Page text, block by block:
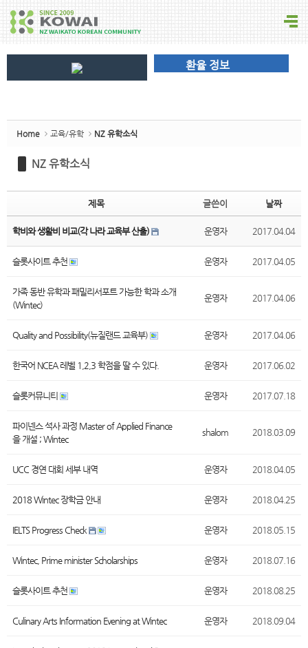
환율 정보
Home 교육/유학 NZ 유학소식
NZ 유학소식
제목 글쓴이 날짜
학비와 생활비 비교(각 나라 교육부 산출) 운영자 2017.04.04
슬롯사이트 추천 운영자 2017.04.05
가족 동반 유학과 패밀리서포트 가능한 학과 소개
(Wintec)
운영자 2017.04.06
Quality and Possibility(뉴질랜드 교육부) 운영자 2017.04.06
한국어 NCEA 레벨 1,2,3 학점을 딸 수 있다. 운영자 2017.06.02
슬롯커뮤니티 운영자 2017.07.18
파이넨스 석사 과정 Master of Applied Finance
을 개설 ; Wintec
shalom 2018.03.09
UCC 경연 대회 세부 내역 운영자 2018.04.05
2018 Wintec 장학금 안내 운영자 2018.04.25
IELTS Progress Check 운영자 2018.05.15
Wintec, Prime minister Scholarships 운영자 2018.07.16
슬롯사이트 추천 운영자 2018.08.25
Culinary Arts Information Evening at Wintec 운영자 2018.09.04
Sketchbook5, 스케치북5
Sketchbook5, 스케치북5